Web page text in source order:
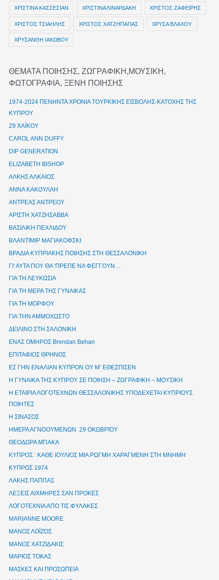
ΧΡΙΣΤΙΝΑ ΚΑΣΣΕΣΙΑΝ ΧΡΙΣΤΙΝΑ ΛΙΝΑΡΔΑΚΗ ΧΡΙΣΤΟΣ ΖΑΦΕΙΡΗΣ
ΧΡΙΣΤΟΣ ΤΣΙΑΗΛΗΣ ΧΡΙΣΤΟΣ ΧΑΤΖΗΠΑΠΑΣ ΧΡΥΣΑ ΒΛΑΧΟΥ
ΧΡΥΣΑΝΘΗ ΙΑΚΩΒΟΥ
ΘΕΜΑΤΑ ΠΟΙΗΣΗΣ, ΖΩΓΡΑΦΙΚΗ,ΜΟΥΣΙΚΗ,
ΦΩΤΟΓΡΑΦΙΑ, ΞΕΝΗ ΠΟΙΗΣΗΣ
1974-2024 ΠΕΝΗΝΤΑ ΧΡΟΝΙΑ ΤΟΥΡΚΙΚΗΣ ΕΙΣΒΟΛΗΣ-ΚΑΤΟΧΗΣ ΤΗΣ
ΚΥΠΡΟΥ
29 ΧΑΪΚΟΥ
CAROL ANN DUFFY
DIP GENERATION
ELIZABETH BISHOP
ΑΛΚΗΣ ΑΛΚΑΙΟΣ
ΑΝΝΑ ΚΑΚΟΥΛΛΗ
ΑΝΤΡΕΑΣ ΑΝΤΡΕΟΥ
ΑΡΙΣΤΗ ΧΑΤΖΗΣΑΒΒΑ
ΒΑΣΙΛΙΚΗ ΠΕΧΛΙΔΟΥ
ΒΛΑΝΤΙΜΙΡ ΜΑΓΙΑΚΟΦΣΚΙ
ΒΡΑΔΙΑ ΚΥΠΡΙΑΚΗΣ ΠΟΙΗΣΗΣ ΣΤΗ ΘΕΣΣΑΛΟΝΙΚΗ
ΓΙ' ΑΥΤΑ ΠΟΥ ΘΑ 'ΠΡΕΠΕ ΝΑ ΦΕΓΓΟΥΝ…
ΓΙΑ ΤΗ ΛΕΥΚΩΣΙΑ
ΓΙΑ ΤΗ ΜΕΡΑ ΤΗΣ ΓΥΝΑΙΚΑΣ
ΓΙΑ ΤΗ ΜΟΡΦΟΥ
ΓΙΑ ΤΗΝ ΑΜΜΟΧΩΣΤΟ
ΔΕΙΛΙΝΟ ΣΤΗ ΣΑΛΟΝΙΚΗ
ΕΝΑΣ ΟΜΗΡΟΣ Brendan Behan
ΕΠΙΤΑΦΙΟΣ ΘΡΗΝΟΣ
ΕΣ ΓΗΝ ΕΝΑΛΙΑΝ ΚΥΠΡΟΝ ΟΥ Μ’ ΕΘΕΣΠΙΣΕΝ
Η ΓΥΝΑΙΚΑ ΤΗΣ ΚΥΠΡΟΥ ΣΕ ΠΟΙΗΣΗ – ΖΩΓΡΑΦΙΚΗ – ΜΟΥΣΙΚΗ
Η ΕΤΑΙΡΙΑ ΛΟΓΟΤΕΧΝΩΝ ΘΕΣΣΑΛΟΝΙΚΗΣ ΥΠΟΔΕΧΕΤΑΙ ΚΥΠΡΙΟΥΣ
ΠΟΙΗΤΕΣ
Η ΣΙΝΑΣΟΣ
ΗΜΕΡΑ ΑΓΝΟΟΥΜΕΝΩΝ 29 ΟΚΩΒΡΙΟΥ
ΘΕΟΔΩΡΑ ΜΠΑΚΑ
ΚΥΠΡΟΣ : ΚΑΘΕ ΙΟΥΛΙΟΣ ΜΙΑ ΡΩΓΜΗ ΧΑΡΑΓΜΕΝΗ ΣΤΗ ΜΝΗΜΗ
ΚΥΠΡΟΣ 1974
ΛΑΚΗΣ ΠΑΠΠΑΣ
ΛΕΞΕΙΣ ΑΙΧΜΗΡΕΣ ΣΑΝ ΠΡΟΚΕΣ
ΛΟΓΟΤΕΧΝΙΑ ΑΠΟ ΤΙΣ ΦΥΛΑΚΕΣ
ΜΑRIANNE MOORE
ΜΑΝΟΣ ΛΟΪΖΟΣ
ΜΑΝΟΣ ΧΑΤΖΙΔΑΚΙΣ
ΜΑΡΙΟΣ ΤΟΚΑΣ
ΜΑΣΚΕΣ ΚΑΙ ΠΡΟΣΩΠΕΙΑ